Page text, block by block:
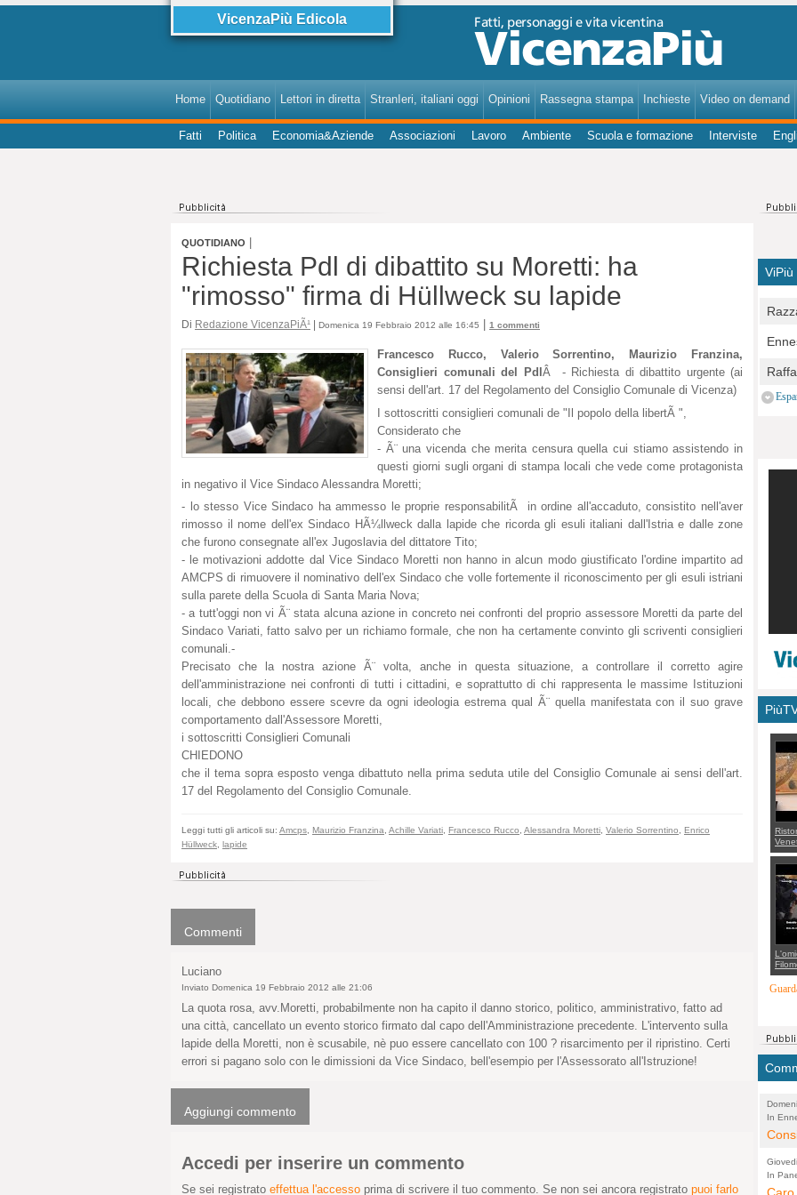
VicenzaPiù Edicola
Home Quotidiano Lettori in diretta StranIeri, italiani oggi Opinioni Rassegna stampa Inchieste Video on demand
Fatti Politica Economia&Aziende Associazioni Lavoro Ambiente Scuola e formazione Interviste
QUOTIDIANO
Richiesta Pdl di dibattito su Moretti: ha
"rimosso" firma di Hüllweck su lapide
Di Redazione VicenzaPiÃ¹ | Domenica 19 Febbraio 2012 alle 16:45 1 commenti
Francesco Rucco, Valerio Sorrentino, Maurizio Franzina,
Consiglieri comunali del Pdl Â - Richiesta di dibattito urgente (ai
sensi dell'art. 17 del Regolamento del Consiglio Comunale di Vicenza)
I sottoscritti consiglieri comunali de "Il popolo della libertÃ ",
Considerato che
- Ã¨ una vicenda che merita censura quella cui stiamo assistendo in
questi giorni sugli organi di stampa locali che vede come protagonista
in negativo il Vice Sindaco Alessandra Moretti;
- lo stesso Vice Sindaco ha ammesso le proprie responsabilitÃ in ordine all'accaduto, consistito nell'aver
rimosso il nome dell'ex Sindaco HÃ¼llweck dalla lapide che ricorda gli esuli italiani dall'Istria e dalle zone
che furono consegnate all'ex Jugoslavia del dittatore Tito;
- le motivazioni addotte dal Vice Sindaco Moretti non hanno in alcun modo giustificato l'ordine impartito ad
AMCPS di rimuovere il nominativo dell'ex Sindaco che volle fortemente il riconoscimento per gli esuli istriani
sulla parete della Scuola di Santa Maria Nova;
- a tutt'oggi non vi Ã¨ stata alcuna azione in concreto nei confronti del proprio assessore Moretti da parte del
Sindaco Variati, fatto salvo per un richiamo formale, che non ha certamente convinto gli scriventi consiglieri
comunali.-
Precisato che la nostra azione Ã¨ volta, anche in questa situazione, a controllare il corretto agire
dell'amministrazione nei confronti di tutti i cittadini, e soprattutto di chi rappresenta le massime Istituzioni
locali, che debbono essere scevre da ogni ideologia estrema qual Ã¨ quella manifestata con il suo grave
comportamento dall'Assessore Moretti,
i sottoscritti Consiglieri Comunali
CHIEDONO
che il tema sopra esposto venga dibattuto nella prima seduta utile del Consiglio Comunale ai sensi dell'art.
17 del Regolamento del Consiglio Comunale.
Leggi tutti gli articoli su: Amcps Maurizio Franzina Achille Variati Francesco Rucco Alessandra Moretti Valerio Sorrentino
Enrico
Hüllweck lapide
Commenti
Luciano
Inviato Domenica 19 Febbraio 2012 alle 21:06
La quota rosa, avv.Moretti, probabilmente non ha capito il danno storico, politico, amministrativo, fatto ad
una città, cancellato un evento storico firmato dal capo dell'Amministrazione precedente. L'intervento sulla
lapide della Moretti, non è scusabile, nè puo essere cancellato con 100 ? risarcimento per il ripristino. Certi
errori si pagano solo con le dimissioni da Vice Sindaco, bell'esempio per l'Assessorato all'Istruzione!
Aggiungi commento
Accedi per inserire un commento
Se sei registrato effettua l'accesso prima di scrivere il tuo commento. Se non sei ancora registrato puoi farlo
ViPiù
per
E
con
In
In